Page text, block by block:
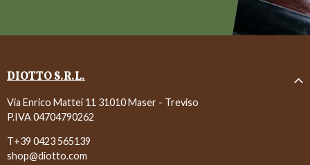
DIOTTO S.R.L.
Via Enrico Mattei 11 31010 Maser - Treviso
P.IVA 04704790262
T+39 0423 565139
shop@diotto.com